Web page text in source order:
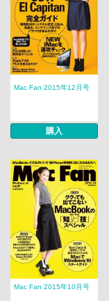
Mac Fan 2015年12月号
購入
Mac Fan 2015年10月号